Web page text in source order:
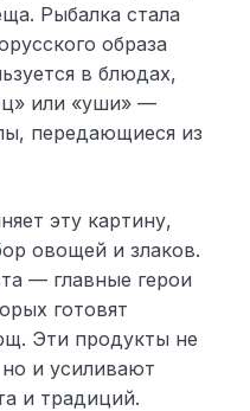
Рыбалка стала
образа
в блюдах,
или «уши» —
передающиеся из
эту картину,
овощей и злаков.
— главные герои
готовят
Эти продукты не
и усиливают
и традиций.